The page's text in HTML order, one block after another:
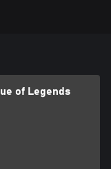
of Legends